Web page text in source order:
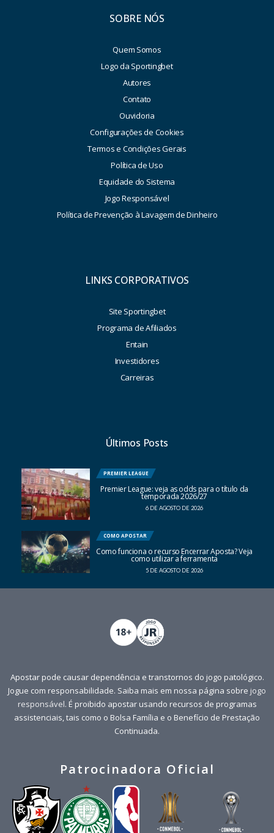
SOBRE NÓS
Quem Somos
Logo da Sportingbet
Autores
Contato
Ouvidoria
Configurações de Cookies
Termos e Condições Gerais
Política de Uso
Equidade do Sistema
Jogo Responsável
Política de Prevenção à Lavagem de Dinheiro
LINKS CORPORATIVOS
Site Sportingbet
Programa de Afiliados
Entain
Investidores
Carreiras
Últimos Posts
PREMIER LEAGUE
Premier League: veja as odds para o título da
temporada 2026/27
6 DE AGOSTO DE 2026
COMO APOSTAR
Como funciona o recurso Encerrar Aposta? Veja
como utilizar a ferramenta
5 DE AGOSTO DE 2026
Apostar pode causar dependência e transtornos do jogo patológico.
Jogue com responsabilidade. Saiba mais em nossa página sobre jogo
responsável. É proibido apostar usando recursos de programas
assistenciais, tais como o Bolsa Família e o Benefício de Prestação
Continuada.
Patrocinadora Oficial